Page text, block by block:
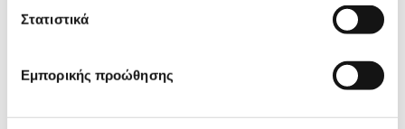
Στατιστικά
Εμπορικής προώθησης